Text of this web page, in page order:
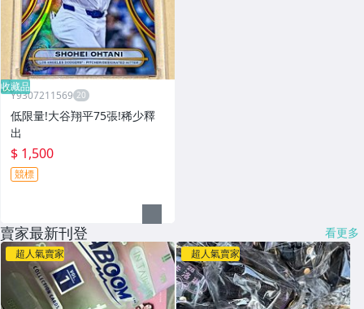
收藏品
Y9307211569
低限量!大谷翔平75張!稀少釋
出
$ 1,500
競標
賣家最新刊登 看更多
超人氣賣家 超人氣賣家